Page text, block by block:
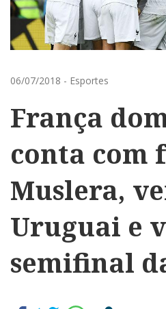
06/07/2018 - Esportes
França
conta com
Muslera,
Uruguai e
semifinal